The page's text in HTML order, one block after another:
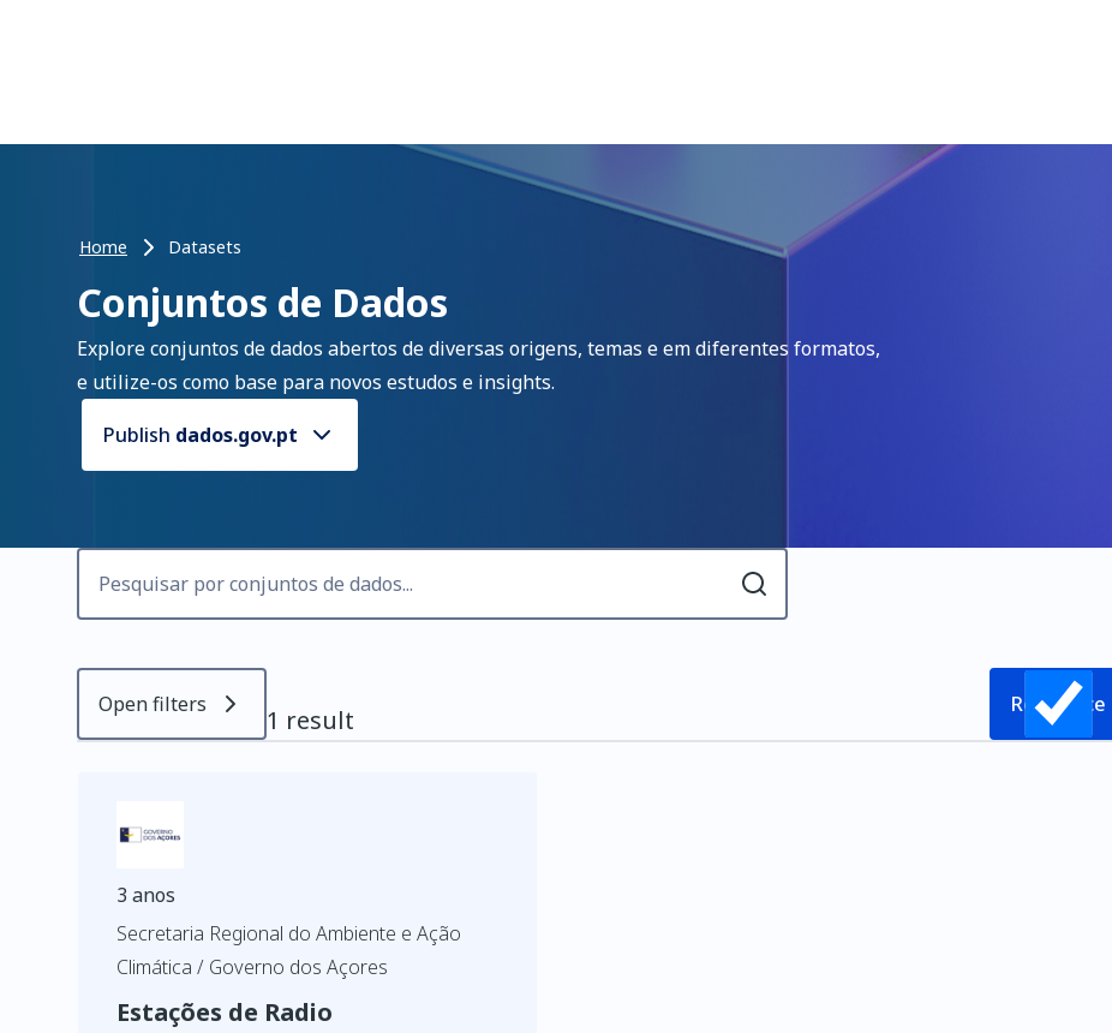
Home Datasets
Conjuntos de Dados
Explore conjuntos de dados abertos de diversas origens, temas e em diferentes formatos,
e utilize-os como base para novos estudos e insights.
Publish dados.gov.pt
Open filters 1 result Relevance
3 anos
Secretaria Regional do Ambiente e Ação
Climática / Governo dos Açores
Estações de Radio